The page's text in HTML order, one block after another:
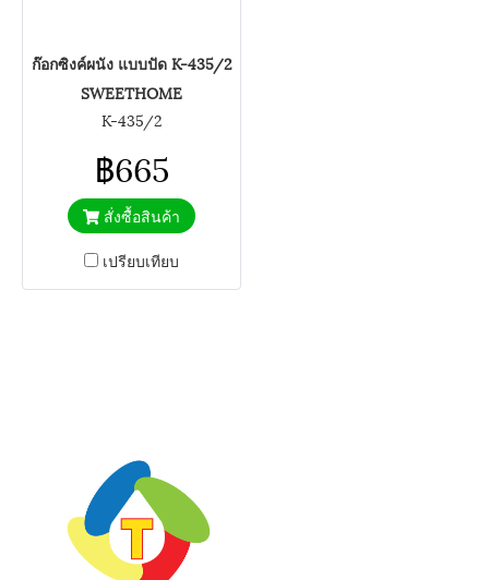
ก๊อกซิงค์ผนัง แบบปัด K-435/2
SWEETHOME
K-435/2
฿665
สั่งซื้อสินค้า
เปรียบเทียบ